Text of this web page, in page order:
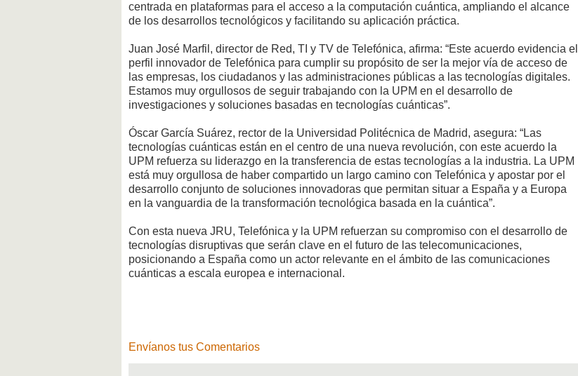
centrada en plataformas para el acceso a la computación cuántica, ampliando el alcance
de los desarrollos tecnológicos y facilitando su aplicación práctica.
Juan José Marfil, director de Red, TI y TV de Telefónica, afirma: “Este acuerdo evidencia el
perfil innovador de Telefónica para cumplir su propósito de ser la mejor vía de acceso de
las empresas, los ciudadanos y las administraciones públicas a las tecnologías digitales.
Estamos muy orgullosos de seguir trabajando con la UPM en el desarrollo de
investigaciones y soluciones basadas en tecnologías cuánticas”.
Óscar García Suárez, rector de la Universidad Politécnica de Madrid, asegura: “Las
tecnologías cuánticas están en el centro de una nueva revolución, con este acuerdo la
UPM refuerza su liderazgo en la transferencia de estas tecnologías a la industria. La UPM
está muy orgullosa de haber compartido un largo camino con Telefónica y apostar por el
desarrollo conjunto de soluciones innovadoras que permitan situar a España y a Europa
en la vanguardia de la transformación tecnológica basada en la cuántica”.
Con esta nueva JRU, Telefónica y la UPM refuerzan su compromiso con el desarrollo de
tecnologías disruptivas que serán clave en el futuro de las telecomunicaciones,
posicionando a España como un actor relevante en el ámbito de las comunicaciones
cuánticas a escala europea e internacional.
Envíanos tus Comentarios